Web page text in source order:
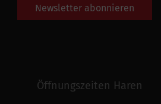
Newsletter abonnieren
Öffnungszeiten Haren